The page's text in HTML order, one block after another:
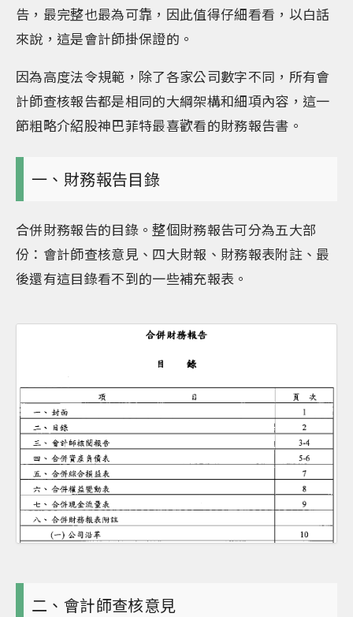
告，最完整也最為可靠，因此值得仔細看看，以白話
來說，這是會計師掛保證的。
因為高度法令規範，除了各家公司數字不同，所有會
計師查核報告都是相同的大綱架構和細項內容，這一
節粗略介紹股神巴菲特最喜歡看的財務報告書。
一、財務報告目錄
合併財務報告的目錄。整個財務報告可分為五大部
份：會計師查核意見、四大財報、財務報表附註、最
後還有這目錄看不到的一些補充報表。
二、會計師查核意見